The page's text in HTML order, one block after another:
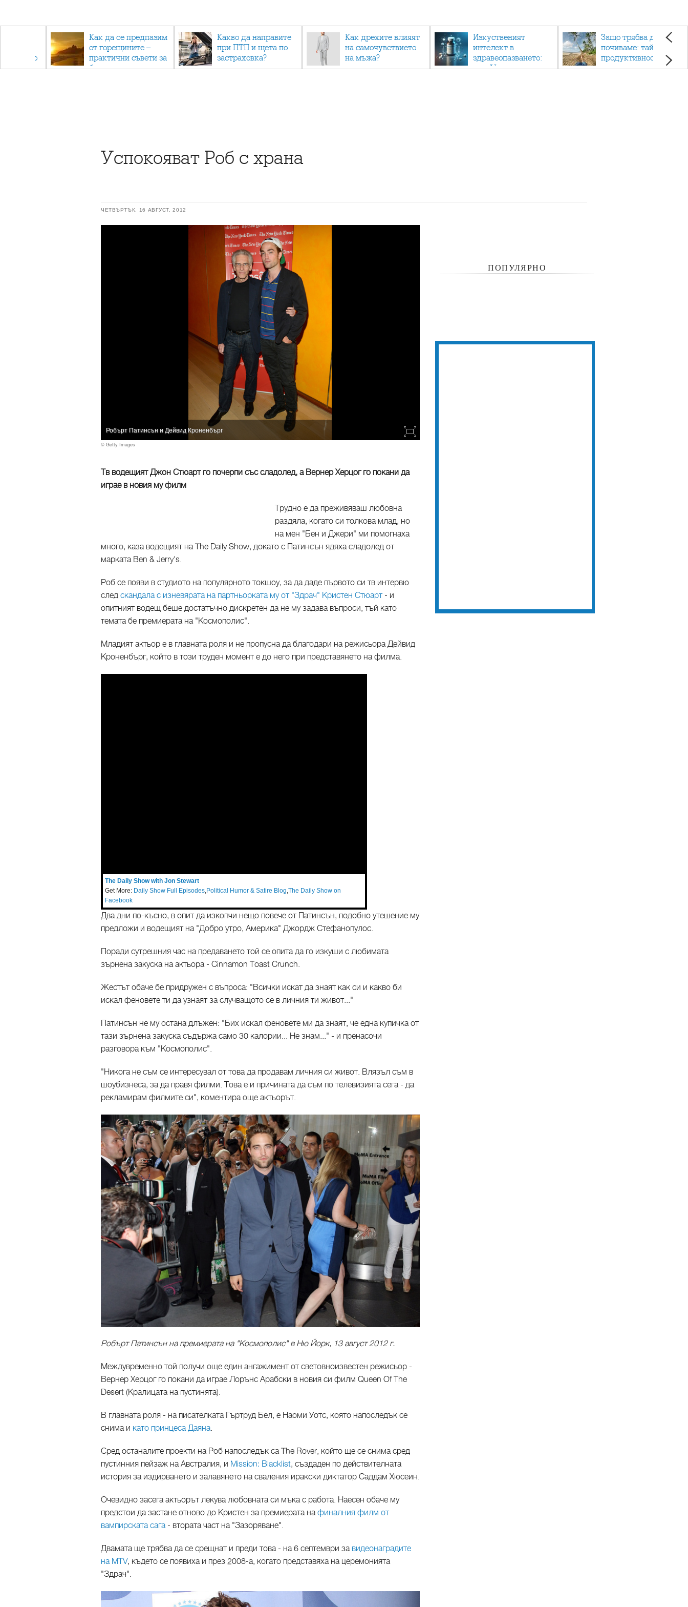
отново
Как да се предпазим
от горещините –
практични съвети за
безопасно лято
Какво да направите
при ПТП и щета по
застраховка?
Как дрехите влияят
на самочувствието
на мъжа?
Изкуственият
интелект в
здравеопазването:
как AI променя
Защо трябва да си
почиваме: тайната на
продуктивността,
здравето и добрия
Успокояват Роб с храна
ЧЕТВЪРТЪК, 16 АВГУСТ, 2012
Робърт Патинсън и Дейвид Кроненбърг
© Getty Images
Тв водещият Джон Стюарт го почерпи със сладолед, а Вернер Херцог го покани да
играе в новия му филм
Трудно е да преживяваш любовна
раздяла, когато си толкова млад, но
на мен "Бен и Джери" ми помогнаха
много, каза водещият на The Daily Show, докато с Патинсън ядяха сладолед от
марката Ben & Jerry's.
Роб се появи в студиото на популярното токшоу, за да даде първото си тв интервю
след скандала с изневярата на партньорката му от "Здрач" Кристен Стюарт- и
опитният водещ беше достатъчно дискретен да не му задава въпроси, тъй като
темата бе премиерата на "Космополис".
Младият актьор е в главната роля и не пропусна да благодари на режисьора Дейвид
Кроненбърг, който в този труден момент е до него при представянето на филма.
The Daily Show with Jon Stewart
Get More: Daily Show Full Episodes Political Humor & Satire Blog The Daily Show on
Facebook
Два дни по-късно, в опит да изкопчи нещо повече от Патинсън, подобно утешение му
предложи и водещият на "Добро утро, Америка" Джордж Стефанопулос.
Поради сутрешния час на предаването той се опита да го изкуши с любимата
зърнена закуска на актьора - Cinnamon Toast Crunch.
Жестът обаче бе придружен с въпроса: "Всички искат да знаят как си и какво би
искал феновете ти да узнаят за случващото се в личния ти живот..."
Патинсън не му остана длъжен: "Бих искал феновете ми да знаят, че една купичка от
тази зърнена закуска съдържа само 30 калории... Не знам..." - и пренасочи
разговора към "Космополис".
"Никога не съм се интересувал от това да продавам личния си живот. Влязъл съм в
шоубизнеса, за да правя филми. Това е и причината да съм по телевизията сега - да
рекламирам филмите си", коментира още актьорът.
Робърт Патинсън на премиерата на "Космополис" в Ню Йорк, 13 август 2012 г.
Междувременно той получи още един ангажимент от световноизвестен режисьор -
Вернер Херцог го покани да играе Лорънс Арабски в новия си филм Queen Of The
Desert (Кралицата на пустинята).
В главната роля - на писателката Гъртруд Бел, е Наоми Уотс, която напоследък се
снима и като принцеса Даяна.
Сред останалите проекти на Роб напоследък са The Rover, който ще се снима сред
пустинния пейзаж на Австралия, и Mission: Blacklist, създаден по действителната
история за издирването и залавянето на сваления иракски диктатор Саддам Хюсеин.
Очевидно засега актьорът лекува любовната си мъка с работа. Наесен обаче му
предстои да застане отново до Кристен за премиерата нафиналния филм от
вампирската сага- втората част на "Зазоряване".
Двамата ще трябва да се срещнат и преди това - на 6 септември за видеонаградите
на MTV, където се появиха и през 2008-а, когато представяха на церемонията
"Здрач".
ПОПУЛЯРНО